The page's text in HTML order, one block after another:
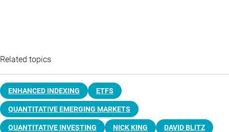
Related topics
ENHANCED INDEXING ETFS
QUANTITATIVE EMERGING MARKETS
QUANTITATIVE INVESTING NICK KING DAVID BLITZ